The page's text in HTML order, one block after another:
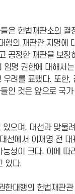
은 헌법재판소의
행의 재판관 지명에
공정한 재판을 보
명 권한에 대해서
려를 표했다. 또한
인 것은 앞으로 국
으며, 대선과 맞물
에서 이재명 전 대
성이 크다. 이에 따
있다.
한대행의 헌법재판